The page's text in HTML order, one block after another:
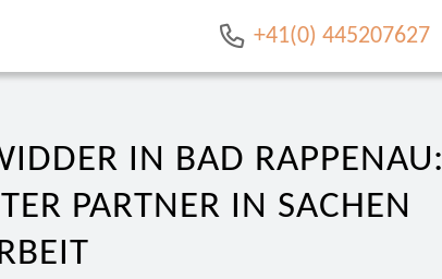
+41(0) 445207627
IN BAD
PARTNER IN SACHEN